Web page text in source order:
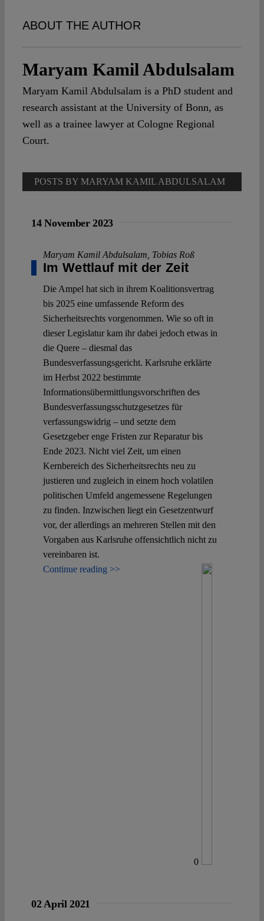
Spotlight
ABOUT THE AUTHOR
Maryam Kamil Abdulsalam
Maryam Kamil Abdulsalam is a PhD student and
research assistant at the University of Bonn, as
well as a trainee lawyer at Cologne Regional
Court.
POSTS BY MARYAM KAMIL ABDULSALAM
14 November 2023
Maryam Kamil Abdulsalam, Tobias Roß
Im Wettlauf mit der Zeit
Die Ampel hat sich in ihrem Koalitionsvertrag
bis 2025 eine umfassende Reform des
Sicherheitsrechts vorgenommen. Wie so oft in
dieser Legislatur kam ihr dabei jedoch etwas in
die Quere – diesmal das
Bundesverfassungsgericht. Karlsruhe erklärte
im Herbst 2022 bestimmte
Informationsübermittlungsvorschriften des
Bundesverfassungsschutzgesetzes für
verfassungswidrig – und setzte dem
Gesetzgeber enge Fristen zur Reparatur bis
Ende 2023. Nicht viel Zeit, um einen
Kernbereich des Sicherheitsrechts neu zu
justieren und zugleich in einem hoch volatilen
politischen Umfeld angemessene Regelungen
zu finden. Inzwischen liegt ein Gesetzentwurf
vor, der allerdings an mehreren Stellen mit den
Vorgaben aus Karlsruhe offensichtlich nicht zu
vereinbaren ist.
Continue reading >>
0
02 April 2021